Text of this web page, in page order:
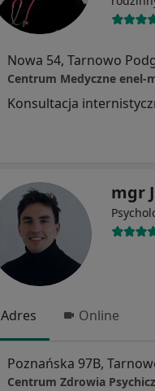
Nowa 54, Tarnowo
Konsultacja
mgr
Adres Online
Poznańska 97B,
Centrum Zdrowia